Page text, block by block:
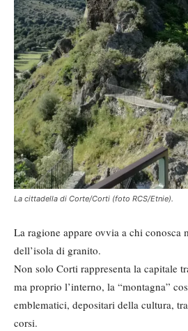
La cittadella di Corte/Corti (foto RCS/Etnie).
La ragione appare ovvia a chi conosca
dell’isola di granito.
Non solo Corti rappresenta la capitale
ma proprio l’interno, la “montagna”
emblematici, depositari della cultura,
corsi.